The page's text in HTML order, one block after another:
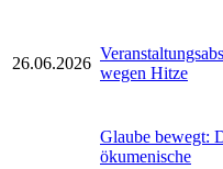
26.06.2026
wegen Hitze
Glaube bewegt:
ökumenische